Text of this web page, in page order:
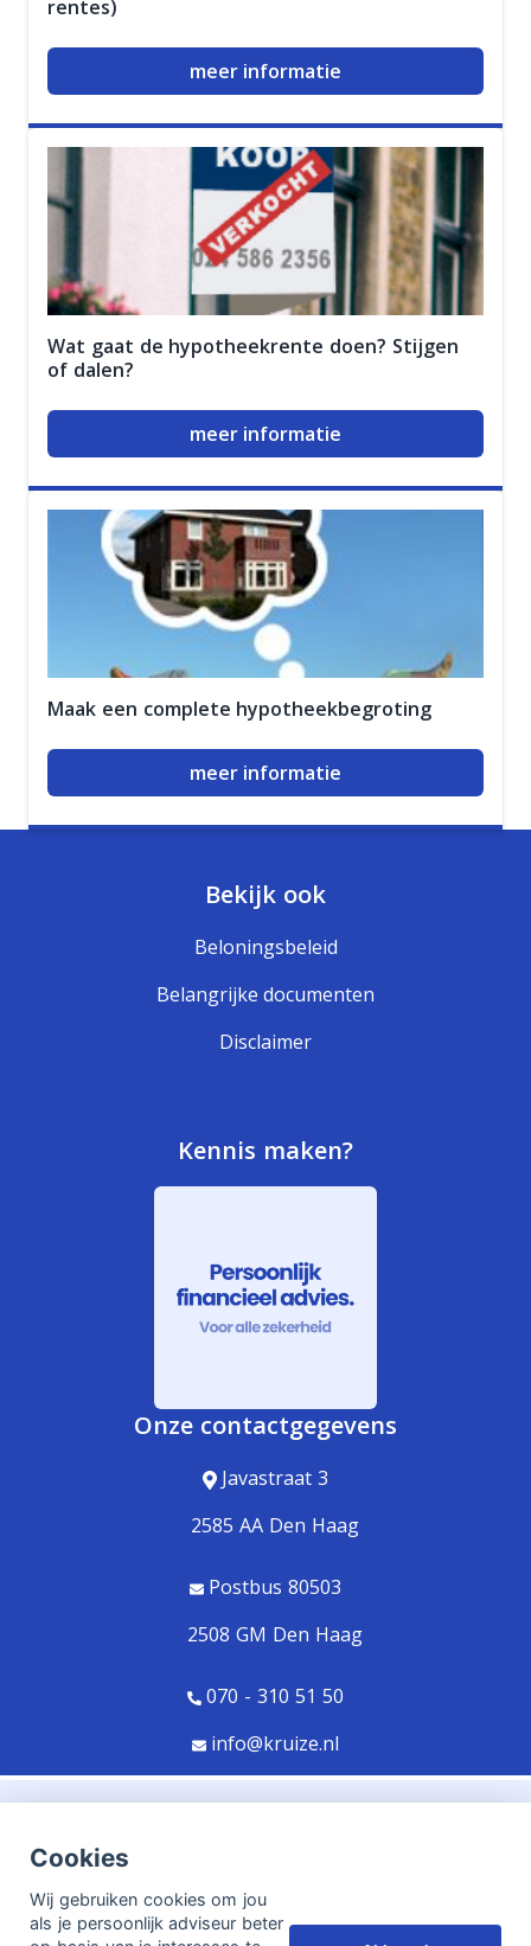
Cookies
Wij gebruiken cookies om jou
als je persoonlijk adviseur beter
rentes)
meer informatie
Wat gaat de hypotheekrente doen? Stijgen
of dalen?
meer informatie
Maak een complete hypotheekbegroting
meer informatie
Bekijk ook
Beloningsbeleid
Belangrijke documenten
Disclaimer
Kennis maken?
Onze contactgegevens
Javastraat 3
2585 AA Den Haag
Postbus 80503
2508 GM Den Haag
070 - 310 51 50
info@kruize.nl
© CopyrightAssupport BV2026
Sitemap
Disclaimer